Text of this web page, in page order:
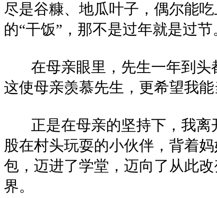
尽是谷糠、地瓜叶子，偶尔能
的“干饭”，那不是过年就是过节
在母亲眼里，先生一年到头
这使母亲羡慕先生，更希望我
正是在母亲的坚持下，我离
股在村头玩耍的小伙伴，背着
包，迈进了学堂，迈向了从此
界。